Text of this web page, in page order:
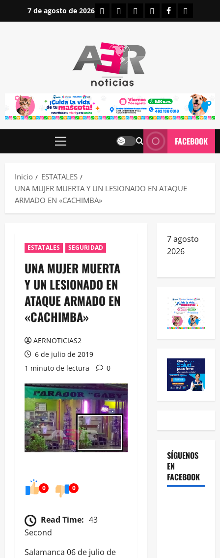
7 de agosto de 2026 INICIOIRAPUATO
ESTATALES
NACIONALES
FACEBOOK
Menú
FACEBOOK
Inicio
ESTATALES
UNA MUJER MUERTA Y UN LESIONADO EN ATAQUE
ARMADO EN «CACHIMBA»
ESTATALES SEGURIDAD
UNA MUJER MUERTA
Y UN LESIONADO EN
ATAQUE ARMADO EN
«CACHIMBA»
AERNOTICIAS2
6 de julio de 2019
1 minuto de lectura
0
0 0
Read Time: 43
Second
Salamanca 06 de julio de
7 agosto
2026
SÍGUENOS
EN
FACEBOOK